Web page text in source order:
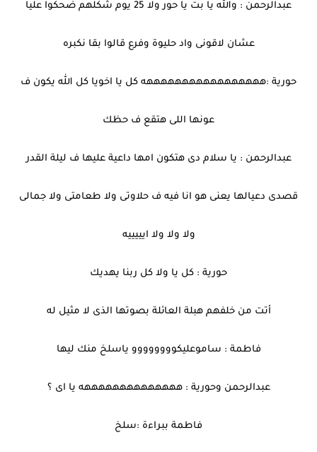
عبدالرحمن : والله يا بت يا حور ولا 25 يوم شكلهم ضحكوا عليا
عشان لاقونى واد حليوة وفرع قالوا بقا نكبره
حورية :هههههههههههههههههه كل يا اخويا كل الله يكون ف
عونها اللى هتقع ف حظك
عبدالرحمن : يا سلام دى هتكون امها داعية عليها ف ليلة القدر
قصدى دعيالها يعنى هو انا فيه ف حلاوتى ولا طعامتى ولا جمالى
ولا ولا ولا ايييييه
حورية : كل يا ولا كل ربنا يهديك
أتت من خلفهم هبلة العائلة بصوتها الذى لا مثيل له
فاطمة : ساموعليكوووووووو ياسلخ منك ليها
عبدالرحمن وحورية : ههههههههههههههه يا اى ؟
فاطمة ببراءة :سلخ